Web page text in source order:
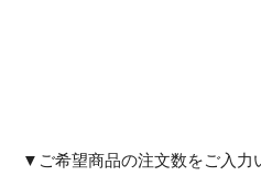
▼ご希望商品の注文数をご入力